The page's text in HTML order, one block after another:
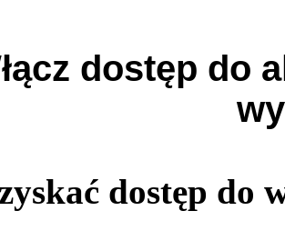
dostęp do
dostęp do